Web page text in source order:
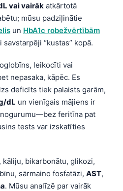
vai vairāk atkārtotā
mūsu padziļinātie
un HbA1c robežvērtībām
“kustas” kopā.
leikocīti vai
nepasaka, kāpēc. Es
deficīts tiek palaists garām,
dL un vienīgais mājiens ir
nogurumu—bez feritīna pat
tests var izskatīties
bikarbonātu, glikozi,
sārmaino fosfatāzi, AST,
. Mūsu analīzē par vairāk